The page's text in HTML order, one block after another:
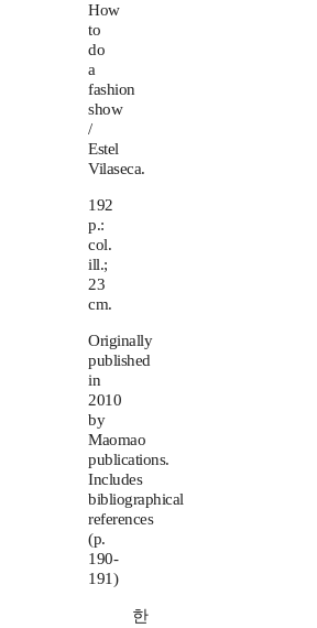
How
to
do
a
fashion
show
/
Estel
Vilaseca.
192
p.:
col.
ill.;
23
cm.
Originally
published
in
2010
by
Maomao
publications.
Includes
bibliographical
references
(p.
190-
191)
한